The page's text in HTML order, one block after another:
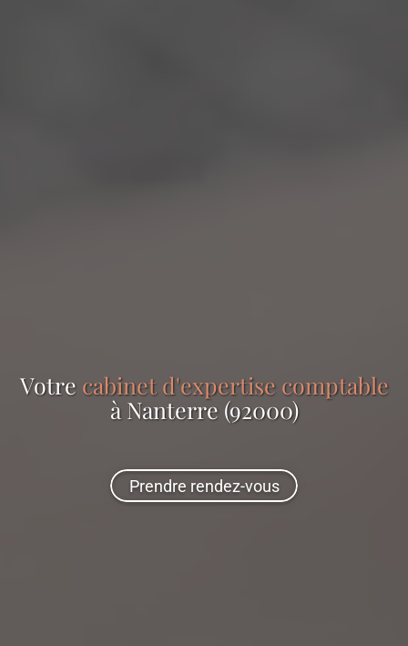
Votre cabinet d'expertise comptable
à Nanterre (92000)
Prendre rendez-vous